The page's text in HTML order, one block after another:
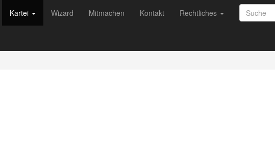
Kartei Wizard Mitmachen Kontakt Rechtliches